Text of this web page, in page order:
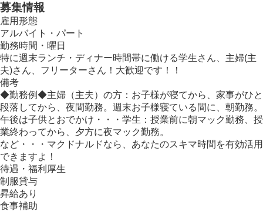
募集情報
雇用形態
アルバイト・パート
勤務時間・曜日
特に週末ランチ・ディナー時間帯に働ける学生さん、主婦(主
夫)さん、フリーターさん！大歓迎です！！
備考
◆勤務例◆主婦（主夫）の方：お子様が寝てから、家事がひと
段落してから、夜間勤務。週末お子様寝ている間に、朝勤務。
午後は子供とおでかけ・・・学生：授業前に朝マック勤務、授
業終わってから、夕方に夜マック勤務。
など・・・マクドナルドなら、あなたのスキマ時間を有効活用
できますよ！
待遇・福利厚生
制服貸与
昇給あり
食事補助